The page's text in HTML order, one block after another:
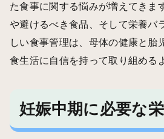
た食事に関する悩みが増えてきま
や避けるべき食品、そして栄養バ
しい食事管理は、母体の健康と
食生活に自信を持って取り組める
妊娠中期に必要な